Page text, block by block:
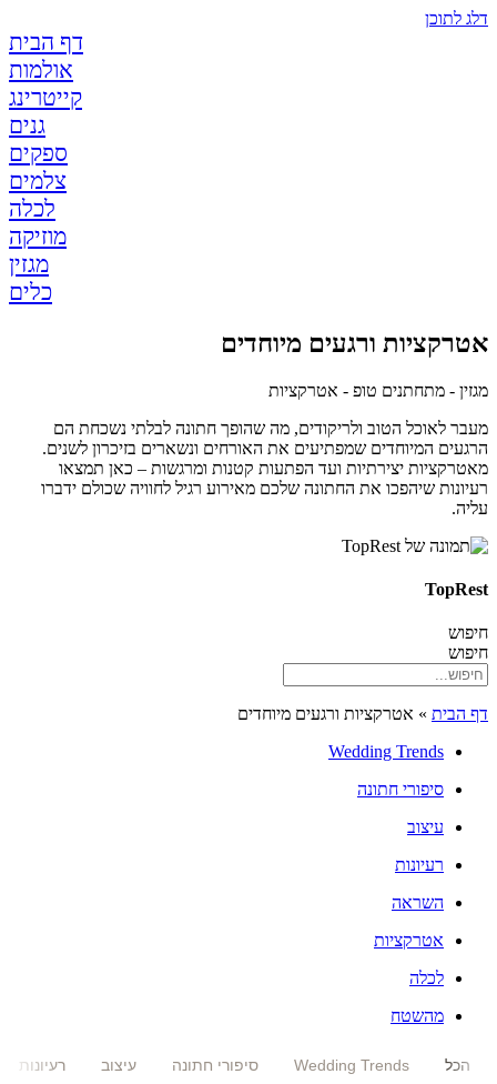
דלג לתוכן
דף הבית
אולמות
קייטרינג
גנים
ספקים
צלמים
לכלה
מוזיקה
מגזין
כלים
אטרקציות ורגעים מיוחדים
מגזין - מתחתנים טופ - אטרקציות
מעבר לאוכל הטוב ולריקודים, מה שהופך חתונה לבלתי נשכחת הם
הרגעים המיוחדים שמפתיעים את האורחים ונשארים בזיכרון לשנים.
מאטרקציות יצירתיות ועד הפתעות קטנות ומרגשות – כאן תמצאו
רעיונות שיהפכו את החתונה שלכם מאירוע רגיל לחוויה שכולם ידברו
עליה.
TopRest
חיפוש
חיפוש
דף הבית » אטרקציות ורגעים מיוחדים
Wedding Trends
סיפורי חתונה
עיצוב
רעיונות
השראה
אטרקציות
לכלה
מהשטח
הכל Wedding Trends סיפורי חתונה עיצוב רעיונות
בית › מגזין חתונות › אטרקציות לחתונה שלא רואים כל יום אטרקציות
לחתונה שלא רואים כל יום מדריך מקצועי וברור...